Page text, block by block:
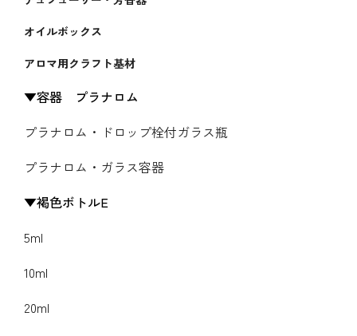
オイルボックス
アロマ用クラフト基材
容器 プラナロム
プラナロム・ドロップ栓付ガラス瓶
プラナロム・ガラス容器
褐色ボトルE
5ml
10ml
20ml